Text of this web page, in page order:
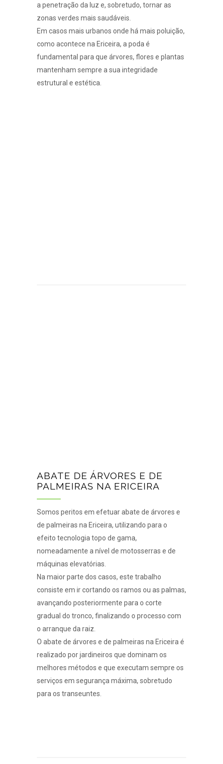
a penetração da luz e, sobretudo, tornar as
zonas verdes mais saudáveis.
Em casos mais urbanos onde há mais poluição,
como acontece na Ericeira, a poda é
fundamental para que árvores, flores e plantas
mantenham sempre a sua integridade
estrutural e estética.
ABATE DE ÁRVORES E DE
PALMEIRAS NA ERICEIRA
Somos peritos em efetuar abate de árvores e
de palmeiras na Ericeira, utilizando para o
efeito tecnologia topo de gama,
nomeadamente a nível de motosserras e de
máquinas elevatórias.
Na maior parte dos casos, este trabalho
consiste em ir cortando os ramos ou as palmas,
avançando posteriormente para o corte
gradual do tronco, finalizando o processo com
o arranque da raiz.
O abate de árvores e de palmeiras na Ericeira é
realizado por jardineiros que dominam os
melhores métodos e que executam sempre os
serviços em segurança máxima, sobretudo
para os transeuntes.